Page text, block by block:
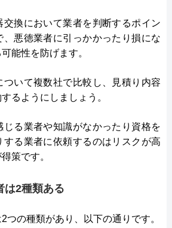
交換において業者を判断するポイン
、悪徳業者に引っかかったり損にな
能性を防げます。
ついて複数社で比較し、見積り内容
るようにしましょう。
じる業者や知識がなかったり資格を
する業者に依頼するのはリスクが高
策です。
は2種類ある
つの種類があり、以下の通りです。